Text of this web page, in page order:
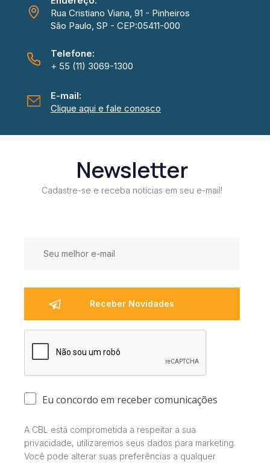
Rua Cristiano Viana, 91 - Pinheiros
São Paulo, SP - CEP:05411-000
Telefone:
+ 55 (11) 3069-1300
E-mail:
Clique aqui e fale conosco
Newsletter
Cadastre-se e receba notícias em seu e-mail!
Eu concordo em receber comunicações
A CBL está comprometida a respeitar a sua
privacidade, utilizaremos seus dados para marketing.
Você pode alterar suas preferências a qualquer